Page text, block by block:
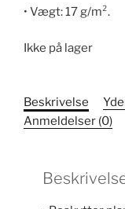
• Vægt: 17 g/m².
Ikke på lager
Beskrivelse
Anmeldelser (0)